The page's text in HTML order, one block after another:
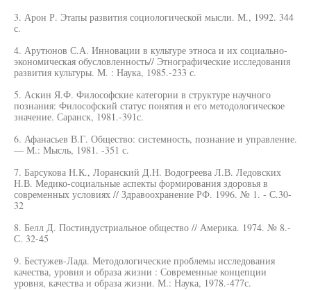
3. Арон Р. Этапы развития социологической мысли. М., 1992. 344
с.
4. Арутюнов С.А. Инновации в культуре этноса и их социально-
экономическая обусловленность// Этнографические исследования
развития культуры. М. : Наука, 1985.-233 с.
5. Аскин Я.Ф. Философские категории в структуре научного
познания: Философский статус понятия и его методологическое
значение. Саранск, 1981.-391с.
6. Афанасьев В.Г. Общество: системность, познание и управление.
— М.: Мысль, 1981. -351 с.
7. Барсукова Н.К., Лоранский Д.Н. Водогреева Л.В. Ледовских
Н.В. Медико-социальные аспекты формирования здоровья в
современных условиях // Здравоохранение РФ. 1996. № 1. - С.30-
32
8. Белл Д. Постиндустриальное общество // Америка. 1974. № 8.-
С. 32-45
9. Бестужев-Лада. Методологические проблемы исследования
качества, уровня и образа жизни : Современные концепции
уровня, качества и образа жизни. М.: Наука, 1978.-477с.